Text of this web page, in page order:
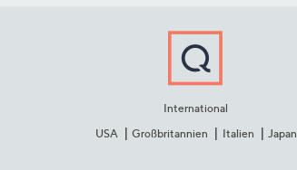
International
USA
Großbritannien Italien Japan